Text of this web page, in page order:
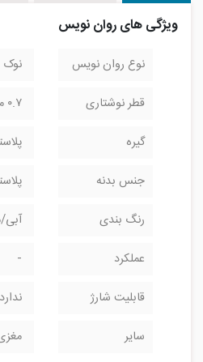
ویژگی های روان نویس
نوع روان نویس
قطر نوشتاری
۰.۷ میلیمتر
گیره
جنس بدنه
رنگ بندی
عملکرد
-
قابلیت شارژ
ندارد
سایر